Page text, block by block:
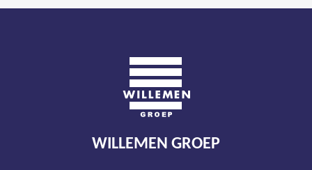
WILLEMEN GROEP